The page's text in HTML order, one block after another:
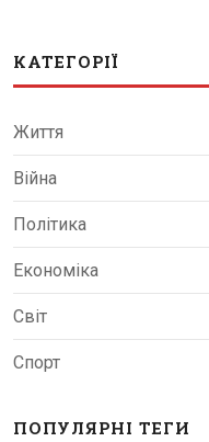
КАТЕГОРІЇ
Життя
Війна
Політика
Економіка
Світ
Спорт
ПОПУЛЯРНІ ТЕГИ